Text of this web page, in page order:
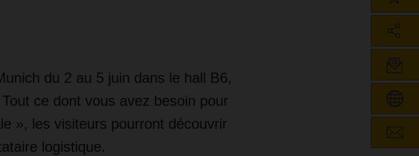
du 2 au 5 juin dans le hall B6,
ce dont vous avez besoin pour
», les visiteurs pourront découvrir
logistique.